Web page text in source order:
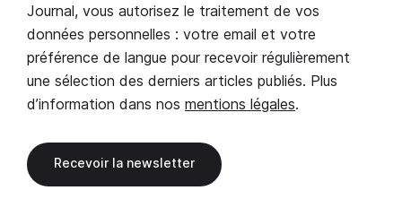
Journal, vous autorisez le traitement de vos
données personnelles : votre email et votre
préférence de langue pour recevoir régulièrement
une sélection des derniers articles publiés. Plus
d’information dans nos mentions légales.